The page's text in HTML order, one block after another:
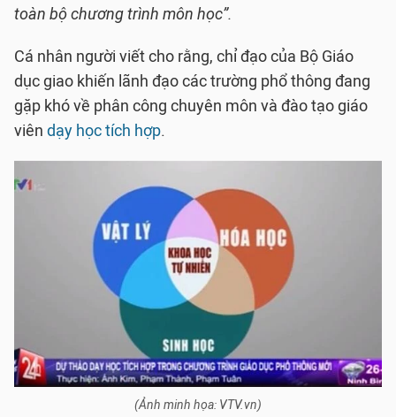
toàn bộ chương trình môn học”.
Cá nhân người viết cho rằng, chỉ đạo của Bộ Giáo
dục giao khiến lãnh đạo các trường phổ thông đang
gặp khó về phân công chuyên môn và đào tạo giáo
viên dạy học tích hợp.
(Ảnh minh họa: VTV.vn)